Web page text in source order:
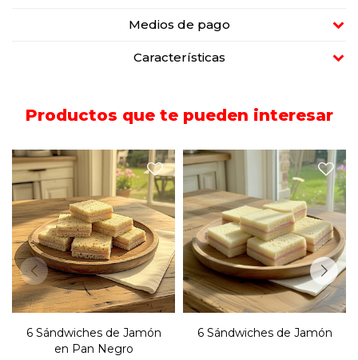
Medios de pago
Características
Productos que te pueden interesar
Seis sándwiches de copetín
con jamón y manteca en
pan negro.
6 Sándwiches de Jamón
en Pan Negro
Seis sándwiches de copetín
con jamón y manteca en
pan blanco.
6 Sándwiches de Jamón